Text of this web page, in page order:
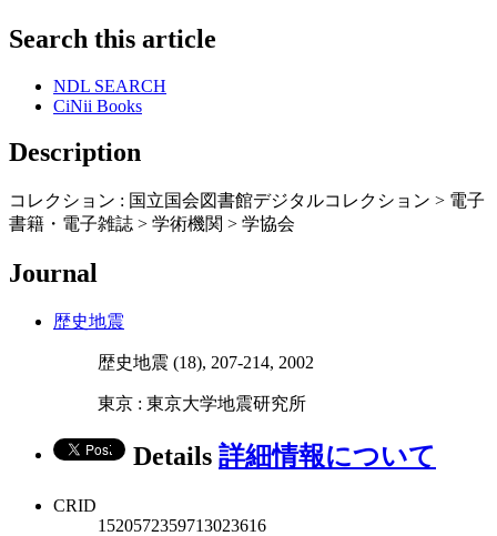
Search this article
NDL SEARCH
CiNii Books
Description
コレクション : 国立国会図書館デジタルコレクション > 電子
書籍・電子雑誌 > 学術機関 > 学協会
Journal
歴史地震
歴史地震 (18), 207-214, 2002
東京 : 東京大学地震研究所
Details 詳細情報について
CRID
1520572359713023616